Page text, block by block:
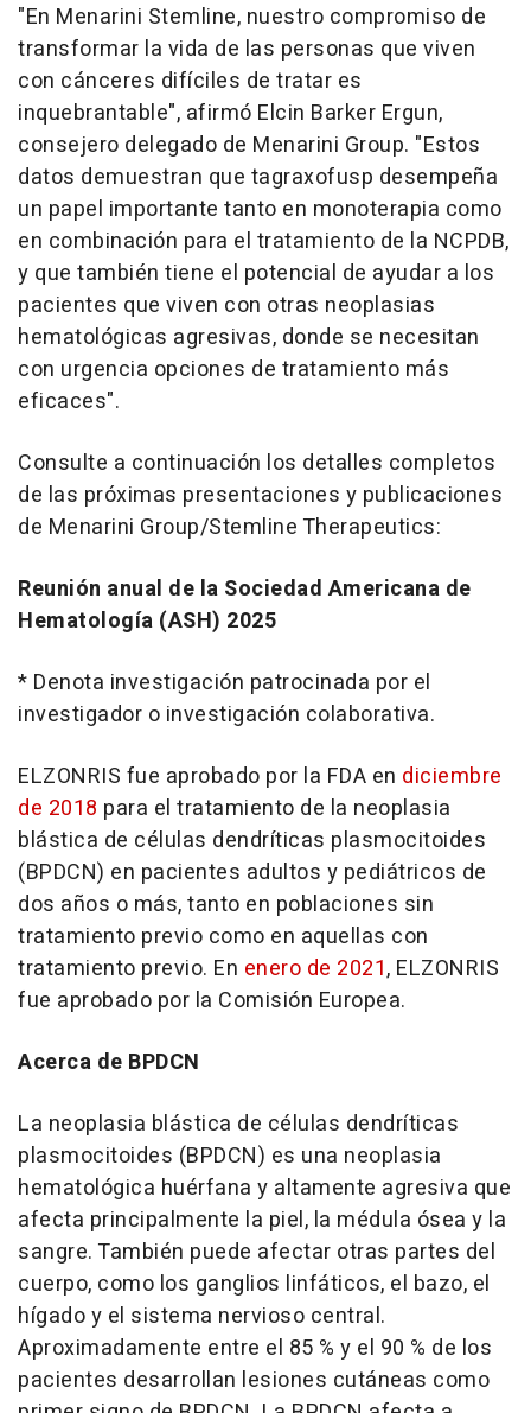
"En Menarini Stemline, nuestro compromiso de
transformar la vida de las personas que viven
con cánceres difíciles de tratar es
inquebrantable", afirmó Elcin Barker Ergun,
consejero delegado de Menarini Group. "Estos
datos demuestran que tagraxofusp desempeña
un papel importante tanto en monoterapia como
en combinación para el tratamiento de la NCPDB,
y que también tiene el potencial de ayudar a los
pacientes que viven con otras neoplasias
hematológicas agresivas, donde se necesitan
con urgencia opciones de tratamiento más
eficaces".
Consulte a continuación los detalles completos
de las próximas presentaciones y publicaciones
de Menarini Group/Stemline Therapeutics:
Reunión anual de la Sociedad Americana de
Hematología (ASH) 2025
* Denota investigación patrocinada por el
investigador o investigación colaborativa.
ELZONRIS fue aprobado por la FDA en diciembre
de 2018 para el tratamiento de la neoplasia
blástica de células dendríticas plasmocitoides
(BPDCN) en pacientes adultos y pediátricos de
dos años o más, tanto en poblaciones sin
tratamiento previo como en aquellas con
tratamiento previo. En enero de 2021, ELZONRIS
fue aprobado por la Comisión Europea.
Acerca de BPDCN
La neoplasia blástica de células dendríticas
plasmocitoides (BPDCN) es una neoplasia
hematológica huérfana y altamente agresiva que
afecta principalmente la piel, la médula ósea y la
sangre. También puede afectar otras partes del
cuerpo, como los ganglios linfáticos, el bazo, el
hígado y el sistema nervioso central.
Aproximadamente entre el 85 % y el 90 % de los
pacientes desarrollan lesiones cutáneas como